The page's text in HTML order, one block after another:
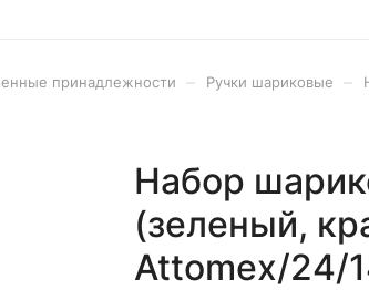
принадлежности Ручки шариковые
Набор
(зеленый,
Attomex/24/